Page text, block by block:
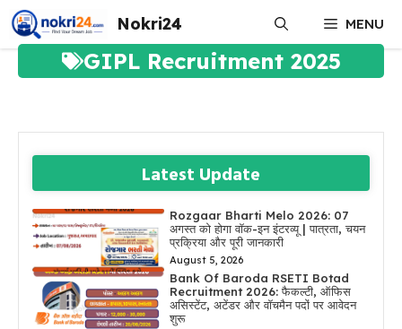
Skip
to
content
Nokri24 MENU
GIPL Recruitment 2025
Latest Update
Rozgaar Bharti Melo 2026: 07
अगस्त को होगा वॉक-इन इंटरव्यू | पात्रता, चयन
प्रक्रिया और पूरी जानकारी
August 5, 2026
Bank Of Baroda RSETI Botad
Recruitment 2026: फैकल्टी, ऑफिस
असिस्टेंट, अटेंडर और वॉचमैन पदों पर आवेदन
शुरू